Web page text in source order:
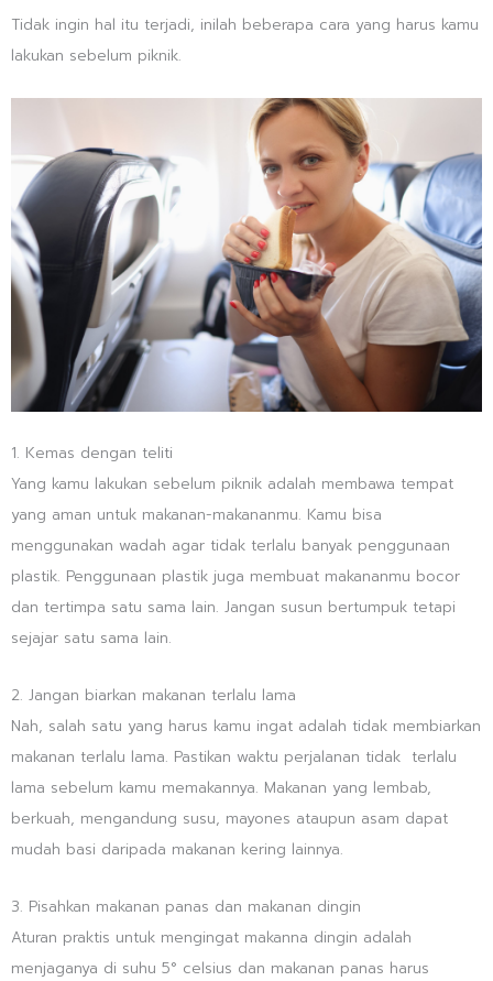
Tidak ingin hal itu terjadi, inilah beberapa cara yang harus kamu
lakukan sebelum piknik.
1. Kemas dengan teliti
Yang kamu lakukan sebelum piknik adalah membawa tempat
yang aman untuk makanan-makananmu. Kamu bisa
menggunakan wadah agar tidak terlalu banyak penggunaan
plastik. Penggunaan plastik juga membuat makananmu bocor
dan tertimpa satu sama lain. Jangan susun bertumpuk tetapi
sejajar satu sama lain.
2. Jangan biarkan makanan terlalu lama
Nah, salah satu yang harus kamu ingat adalah tidak membiarkan
makanan terlalu lama. Pastikan waktu perjalanan tidak terlalu
lama sebelum kamu memakannya. Makanan yang lembab,
berkuah, mengandung susu, mayones ataupun asam dapat
mudah basi daripada makanan kering lainnya.
3. Pisahkan makanan panas dan makanan dingin
Aturan praktis untuk mengingat makanna dingin adalah
menjaganya di suhu 5° celsius dan makanan panas harus